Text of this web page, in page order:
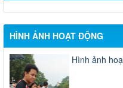
HÌNH ẢNH HOẠT ĐỘNG
Hình ảnh